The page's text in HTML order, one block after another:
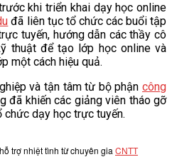
khi triển khai dạy học online
đã liên tục tổ chức các buổi tập
tuyến, hướng dẫn các thầy cô
thuật để tạo lớp học online và
một cách hiệu quả.
và tận tâm từ bộ phận công
đã khiến các giảng viên tháo gỡ
dạy học trực tuyến.
trợ nhiệt tình từ chuyên gia CNTT